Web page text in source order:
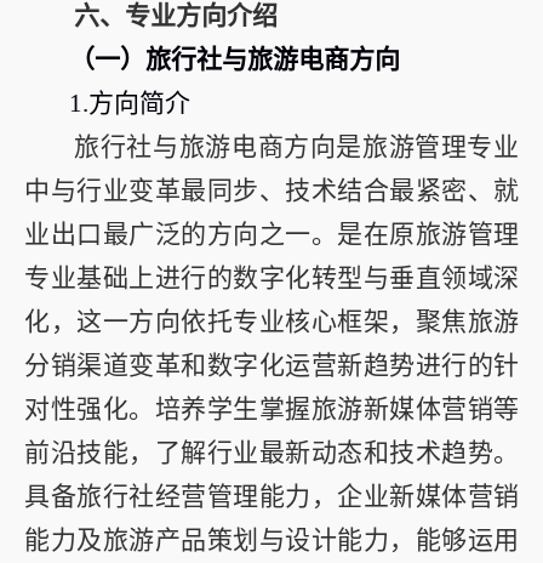
六、专业方向介绍
（一）旅行社与旅游电商方向
1.方向简介
旅行社与旅游电商方向是旅游管理专业
中与行业变革最同步、技术结合最紧密、就
业出口最广泛的方向之一。是在原旅游管理
专业基础上进行的数字化转型与垂直领域深
化，这一方向依托专业核心框架，聚焦旅游
分销渠道变革和数字化运营新趋势进行的针
对性强化。培养学生掌握旅游新媒体营销等
前沿技能，了解行业最新动态和技术趋势。
具备旅行社经营管理能力，企业新媒体营销
能力及旅游产品策划与设计能力，能够运用